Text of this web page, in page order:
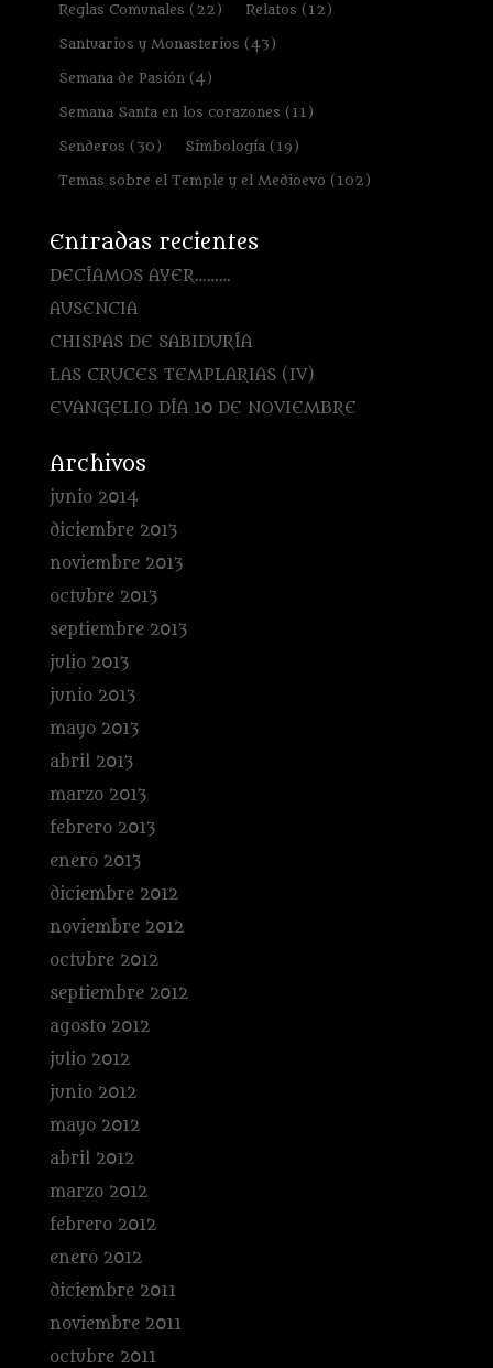
Reglas Comunales (22) Relatos (12)
Santuarios y Monasterios (43)
Semana de Pasión(4)
Semana Santa en los corazones (11)
Senderos (30) Simbología(19)
Temas sobre el Temple y el Medioevo (102)
Entradas recientes
DECÍAMOS AYER………
AUSENCIA
CHISPAS DE SABIDURÍA
LAS CRUCES TEMPLARIAS (IV)
EVANGELIO DÍA 10 DE NOVIEMBRE
Archivos
junio 2014
diciembre 2013
noviembre 2013
octubre 2013
septiembre 2013
julio 2013
junio 2013
mayo 2013
abril 2013
marzo 2013
febrero 2013
enero 2013
diciembre 2012
noviembre 2012
octubre 2012
septiembre 2012
agosto 2012
julio 2012
junio 2012
mayo 2012
abril 2012
marzo 2012
febrero 2012
enero 2012
diciembre 2011
noviembre 2011
octubre 2011